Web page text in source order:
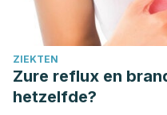
ZIEKTEN
Zure reflux en
hetzelfde?